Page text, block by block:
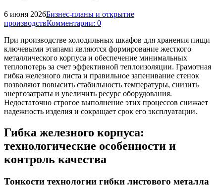
6 июня 2026Бизнес-планы и открытие
производствКомментарии: 0
При производстве холодильных шкафов для хранения пищи
ключевыми этапами являются формирование жесткого
металлического корпуса и обеспечение минимальных
теплопотерь за счет эффективной теплоизоляции. Грамотная
гибка железного листа и правильное запенивание стенок
позволяют повысить стабильность температуры, снизить
энергозатраты и увеличить ресурс оборудования.
Недостаточно строгое выполнение этих процессов снижает
надежность изделия и сокращает срок его эксплуатации.
Гибка железного корпуса:
технологические особенности и
контроль качества
Тонкости технологии гибки листового металла